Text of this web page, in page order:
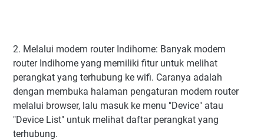
2. Melalui modem router Indihome: Banyak modem
router Indihome yang memiliki fitur untuk melihat
perangkat yang terhubung ke wifi. Caranya adalah
dengan membuka halaman pengaturan modem router
melalui browser, lalu masuk ke menu "Device" atau
"Device List" untuk melihat daftar perangkat yang
terhubung.